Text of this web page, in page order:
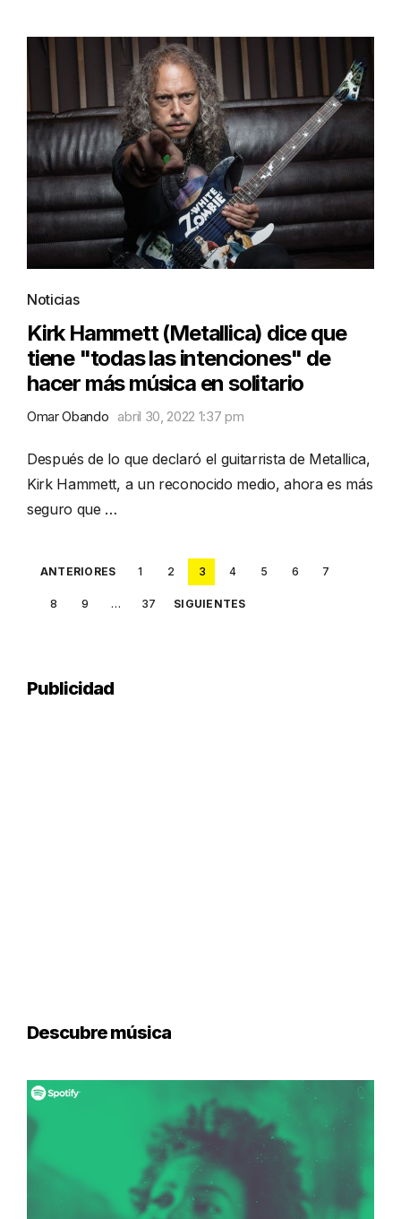
Noticias
Kirk Hammett (Metallica) dice que
tiene "todas las intenciones" de
hacer más música en solitario
Omar Obando abril 30, 2022 1:37 pm
Después de lo que declaró el guitarrista de Metallica,
Kirk Hammett, a un reconocido medio, ahora es más
seguro que …
Posts
pagination
ANTERIORES 1 2 3 4 5 6 7
8 9 … 37 SIGUIENTES
Publicidad
Descubre música